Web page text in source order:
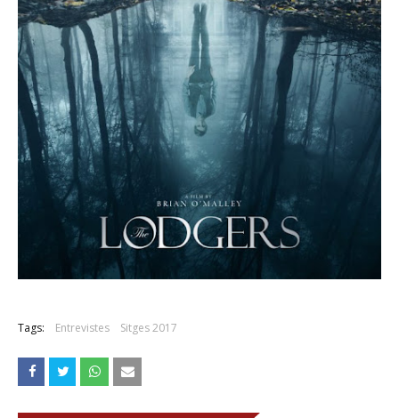
Tags: Entrevistes Sitges 2017